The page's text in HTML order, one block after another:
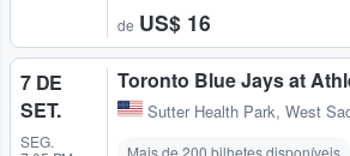
de US$ 16
7 DE
SET.
SEG.
Toronto Blue Jays at
Sutter Health Park, West
Mais de 200 bilhetes disponíveis